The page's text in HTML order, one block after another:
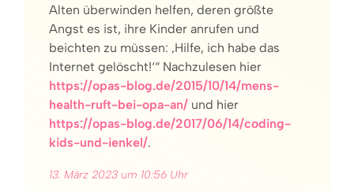
Alten überwinden helfen, deren größte
Angst es ist, ihre Kinder anrufen und
beichten zu müssen: ‚Hilfe, ich habe das
Internet gelöscht!‘“ Nachzulesen hier
https://opas-blog.de/2015/10/14/mens-
health-ruft-bei-opa-an/ und hier
https://opas-blog.de/2017/06/14/coding-
kids-und-ienkel/.
13. März 2023 um 10:56 Uhr